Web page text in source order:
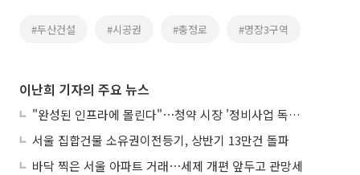
#두산건설 #시공권 #충정로 #명장3구역
이난희 기자의 주요 뉴스
"완성된 인프라에 몰린다"⋯청약 시장 '정비사업 독주' 42배 격차
서울 집합건물 소유권이전등기, 상반기 13만건 돌파
바닥 찍은 서울 아파트 거래⋯세제 개편 앞두고 관망세